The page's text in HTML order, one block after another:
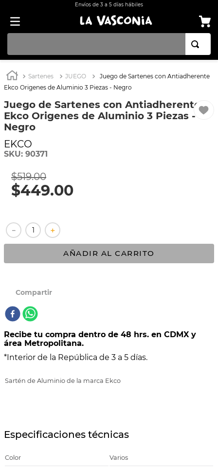
Envíos de 3 a 5 días hábiles
Sartenes JUEGO
Juego de Sartenes con Antiadherente
Ekco Origenes de Aluminio 3 Piezas - Negro
Juego de Sartenes con Antiadherente
Ekco Origenes de Aluminio 3 Piezas -
Negro
EKCO
SKU: 90371
$519.00
$449.00
＋
－
AÑADIR AL CARRITO
Recibe tu compra dentro de 48 hrs. en CDMX y
área Metropolitana.
*Interior de la República de 3 a 5 días.
Sartén de Aluminio de la marca Ekco
Especificaciones técnicas
Color Varios
1. BATERÍA COCINA EKCO ALUMINIO ANTIADHERENTE 32 PIEZAS
3. BATERÍA COCINA CON ANTIADHERENTE EKCO 32 PIEZAS ALUMINIO
4. ARROCERA
5. SARTEN
7. VAPORERAS
.
10 BATERÍA